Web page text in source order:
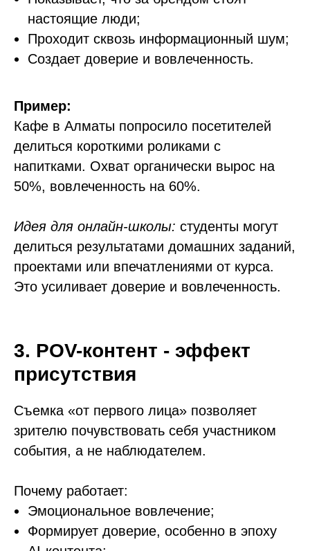
настоящие люди;
Проходит сквозь информационный шум;
Создает доверие и вовлеченность.
Пример:
Кафе в Алматы попросило посетителей
делиться короткими роликами с
напитками. Охват органически вырос на
50%, вовлеченность на 60%.
Идея для онлайн-школы: студенты могут
делиться результатами домашних заданий,
проектами или впечатлениями от курса.
Это усиливает доверие и вовлеченность.
3. POV-контент - эффект
присутствия
Съемка «от первого лица» позволяет
зрителю почувствовать себя участником
события, а не наблюдателем.
Почему работает:
Эмоциональное вовлечение;
Формирует доверие, особенно в эпоху